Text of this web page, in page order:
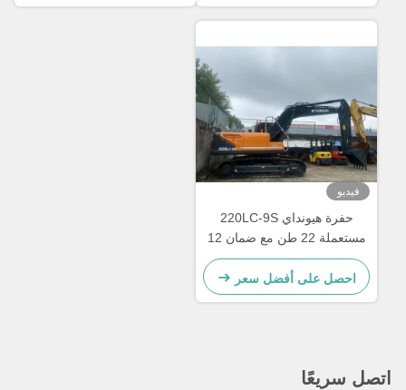
فيديو
حفرة هيونداي 220LC-9S
مستعملة 22 طن مع ضمان 12
شهرا
احصل على أفضل سعر
اتصل سريعًا